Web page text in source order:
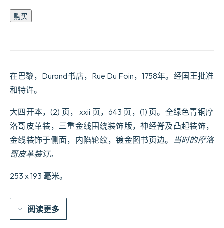
De
l’Esprit.
购买
在巴黎，Durand书店，Rue Du Foin，1758年。经国王批准
和特许。
大四开本，(2) 页， xxii 页，643 页，(1) 页。全绿色青铜摩
洛哥皮革装，三重金线围绕装饰版，神经脊及凸起装饰，
金线装饰于侧面，内陷轮纹，镀金图书页边。
当时的摩洛
哥皮革装订。
253 x 193 毫米。
阅读更多